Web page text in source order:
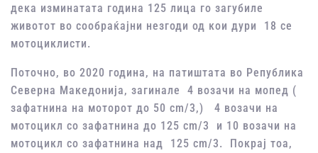
дека изминатата година 125 лица го загубиле
животот во сообраќајни незгоди од кои дури 18 се
мотоциклисти.
Поточно, во 2020 година, на патиштата во Република
Северна Македонија, загинале 4 возачи на мопед (
зафатнина на моторот до 50 cm/3,) 4 возачи на
мотоцикл со зафатнина до 125 cm/3 и 10 возачи на
мотоцикл со зафатнина над 125 cm/3. Покрај тоа,